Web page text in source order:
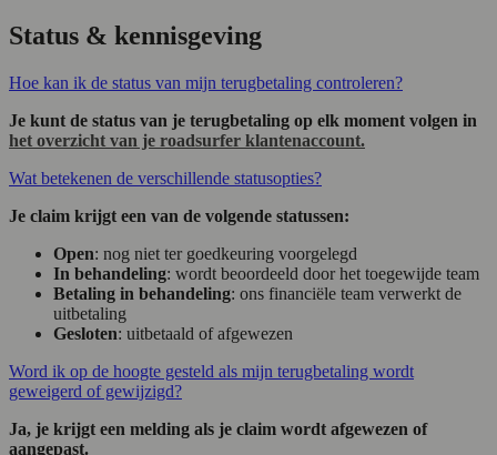
Status & kennisgeving
Hoe kan ik de status van mijn terugbetaling controleren?
Je kunt de status van je terugbetaling op elk moment volgen in
het overzicht van je roadsurfer klantenaccount.
Wat betekenen de verschillende statusopties?
Je claim krijgt een van de volgende statussen:
Open: nog niet ter goedkeuring voorgelegd
In behandeling: wordt beoordeeld door het toegewijde team
Betaling in behandeling: ons financiële team verwerkt de
uitbetaling
Gesloten: uitbetaald of afgewezen
Word ik op de hoogte gesteld als mijn terugbetaling wordt
geweigerd of gewijzigd?
Ja, je krijgt een melding als je claim wordt afgewezen of
aangepast.